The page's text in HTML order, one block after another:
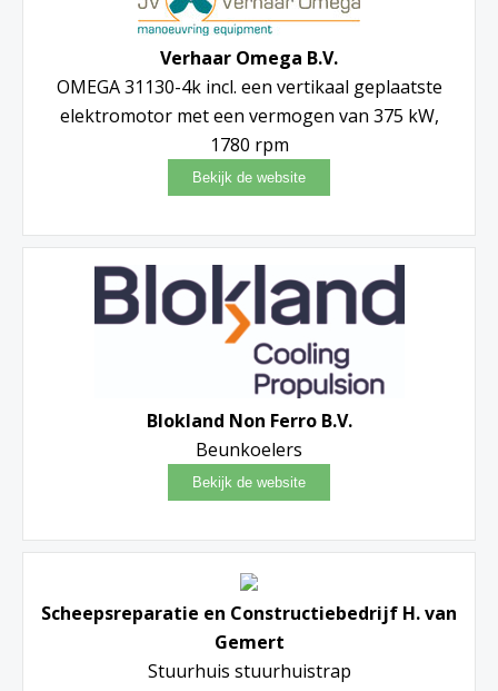
Verhaar Omega B.V.
OMEGA 31130-4k incl. een vertikaal geplaatste
elektromotor met een vermogen van 375 kW,
1780 rpm
Blokland Non Ferro B.V.
Beunkoelers
Scheepsreparatie en Constructiebedrijf H. van
Gemert
Stuurhuis stuurhuistrap